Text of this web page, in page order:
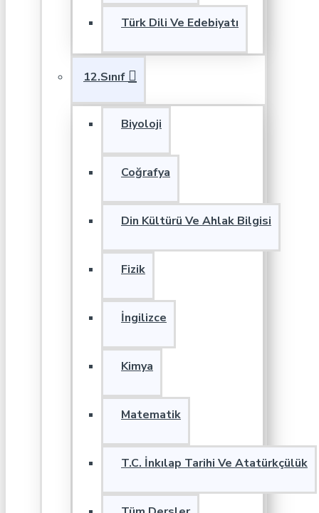
Türk Dili Ve Edebiyatı
12.Sınıf
Biyoloji
Coğrafya
Din Kültürü Ve Ahlak Bilgisi
Fizik
İngilizce
Kimya
Matematik
T.C. İnkılap Tarihi Ve Atatürkçülük